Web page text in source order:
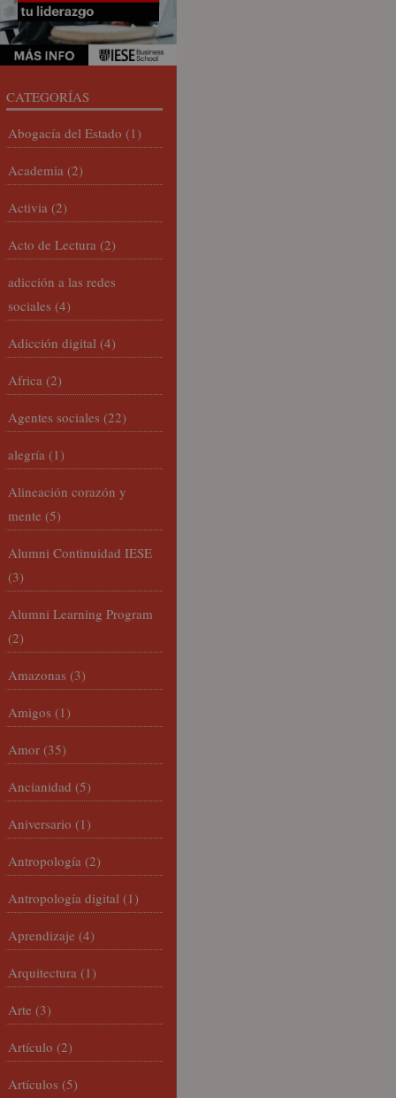
CATEGORÍAS
Abogacía del Estado (1)
Academia (2)
Activia (2)
Acto de Lectura (2)
adicción a las redes
sociales (4)
Adicción digital (4)
Africa (2)
Agentes sociales (22)
alegría (1)
Alineación corazón y
mente (5)
Alumni Continuidad IESE
(3)
Alumni Learning Program
(2)
Amazonas (3)
Amigos (1)
Amor (35)
Ancianidad (5)
Aniversario (1)
Antropología (2)
Antropología digital (1)
Aprendizaje (4)
Arquitectura (1)
Arte (3)
Artículo (2)
Artículos (5)